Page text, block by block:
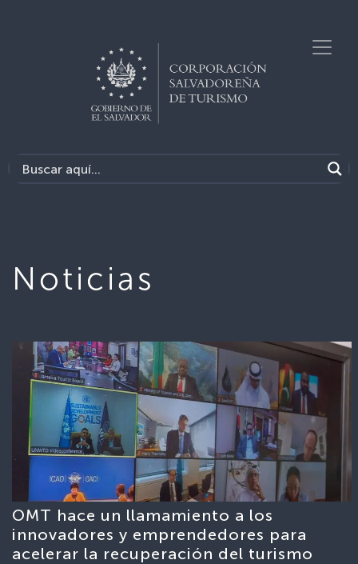
Noticias
OMT hace un llamamiento a los
innovadores y emprendedores para
acelerar la recuperación del turismo